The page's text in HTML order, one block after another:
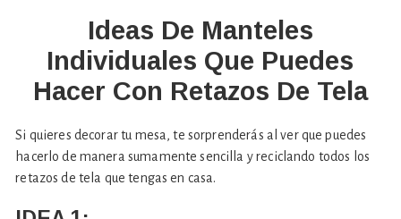
Ideas De Manteles
Individuales Que Puedes
Hacer Con Retazos De Tela
Si quieres decorar tu mesa, te sorprenderás al ver que puedes
hacerlo de manera sumamente sencilla y reciclando todos los
retazos de tela que tengas en casa.